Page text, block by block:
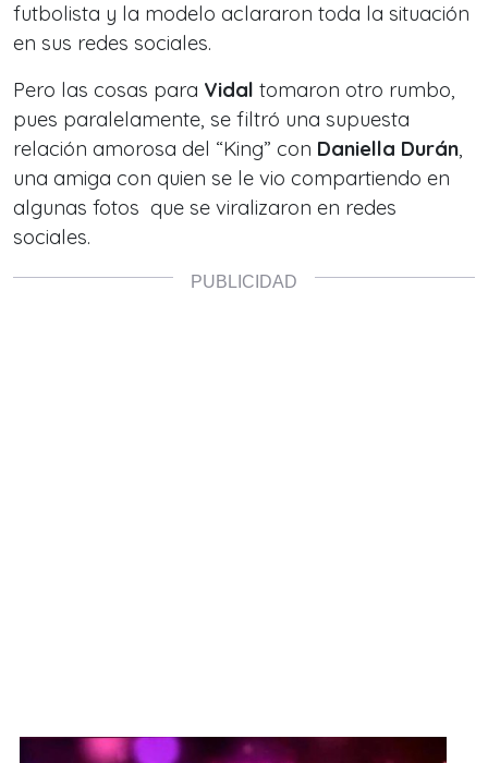
futbolista y la modelo aclararon toda la situación
en sus redes sociales.
Pero las cosas para Vidal tomaron otro rumbo,
pues paralelamente, se filtró una supuesta
relación amorosa del “King” con Daniella Durán,
una amiga con quien se le vio compartiendo en
algunas fotos que se viralizaron en redes
sociales.